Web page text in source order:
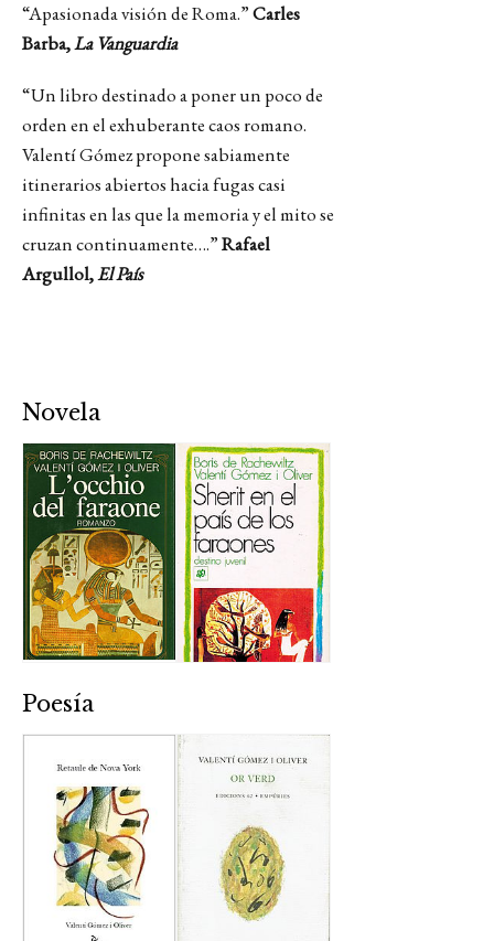
“Apasionada visión de Roma.”Carles
Barba,La Vanguardia
“Un libro destinado a poner un poco de
orden en el exhuberante caos romano.
Valentí Gómez propone sabiamente
itinerarios abiertos hacia fugas casi
infinitas en las que la memoria y el mito se
cruzan continuamente….”Rafael
Argullol,El País
Novela
Poesía